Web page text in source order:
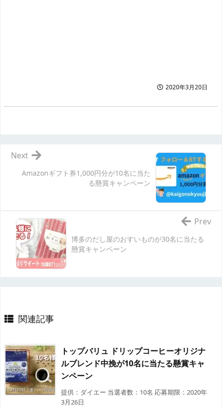
2020年3月20日
Amazonギフト券1,000円分が10名に当た
る懸賞キャンペーン
Next
博多のだし屋のおすいものが30名に当たる
懸賞キャンペーン
Prev
関連記事
トップバリュ ドリップコーヒーオリジナ
ルブレンド中挽が10名に当たる懸賞キャ
ンペーン
提供：ダイエー 当選者数：10名 応募期限：2020年
3月26日